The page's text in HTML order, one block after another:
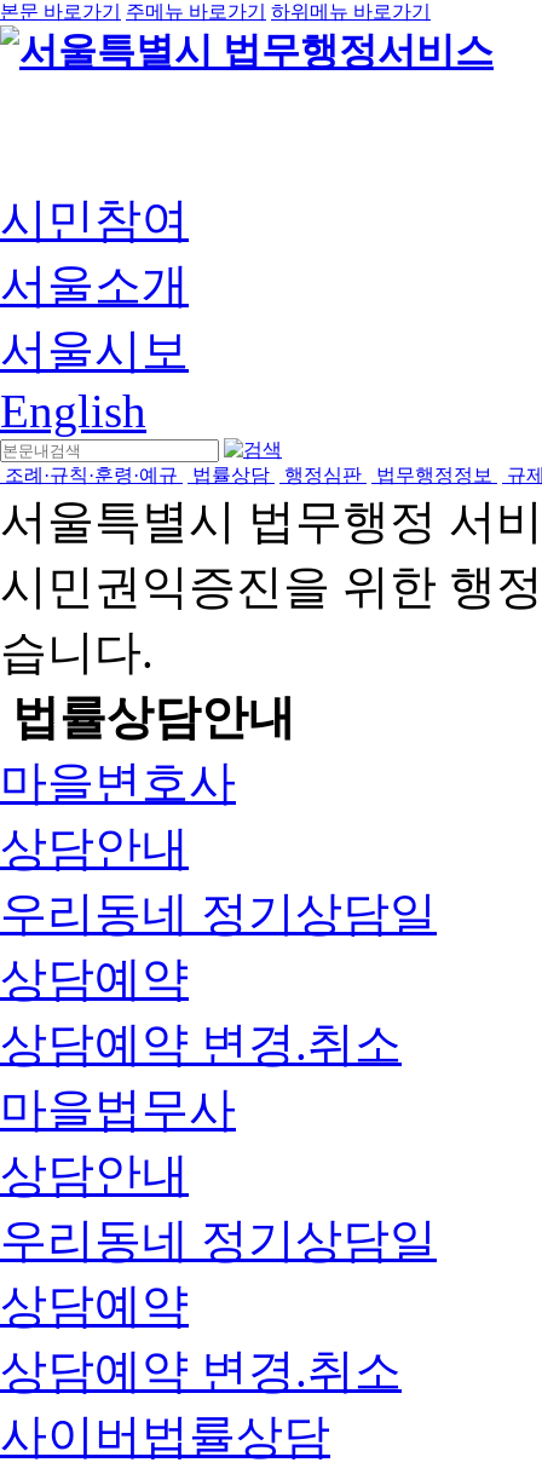
본문 바로가기 주메뉴 바로가기 하위메뉴 바로가기
시민참여
서울소개
서울시보
English
조례·규칙·훈령·예규 법률상담 행정심판 법무행정정보 규
서울특별시 법무행정 서
시민권익증진을 위한 행
습니다.
법률상담안내
마을변호사
상담안내
우리동네 정기상담일
상담예약
상담예약 변경.취소
마을법무사
상담안내
우리동네 정기상담일
상담예약
상담예약 변경.취소
사이버법률상담